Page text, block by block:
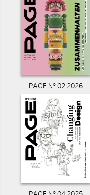
PAGE N° 02 2026